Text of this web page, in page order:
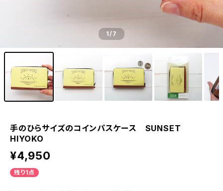
1/7
手のひらサイズのコインパスケース SUNSET
HIYOKO
¥4,950
残り1点